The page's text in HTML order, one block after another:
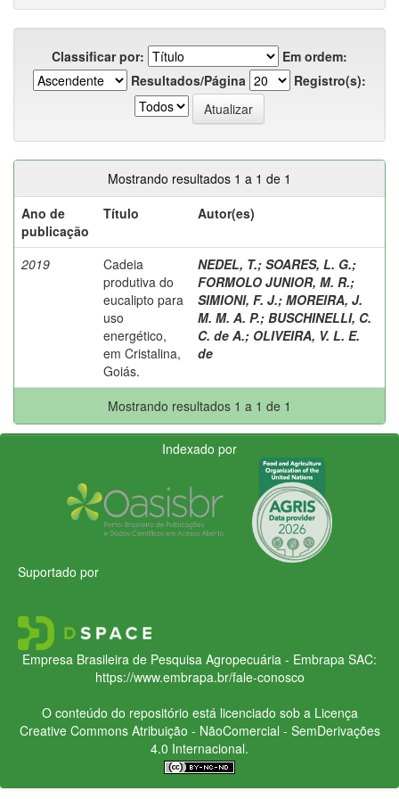
Classificar por:
Em ordem:
Resultados/Página
Registro(s):
Mostrando resultados 1 a 1 de 1
Ano de
publicação
Título Autor(es)
2019
Cadeia
produtiva do
eucalipto para
uso
energético,
em Cristalina,
Goiás.
NEDEL, T.; SOARES, L. G.;
FORMOLO JUNIOR, M. R.;
SIMIONI, F. J.; MOREIRA, J.
M. M. A. P.; BUSCHINELLI, C.
C. de A.; OLIVEIRA, V. L. E.
de
Mostrando resultados 1 a 1 de 1
Indexado por
Suportado por
Empresa Brasileira de Pesquisa Agropecuária - Embrapa SAC:
https://www.embrapa.br/fale-conosco
O conteúdo do repositório está licenciado sob a Licença
Creative CommonsAtribuição - NãoComercial - SemDerivações
4.0 Internacional.